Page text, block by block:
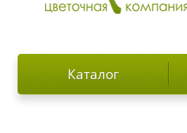
Каталог